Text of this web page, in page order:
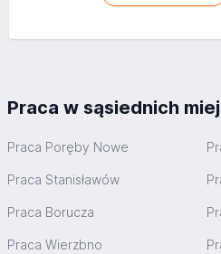
Praca w sąsiednich
Praca Poręby Nowe
Praca Stanisławów
Praca Borucza
Praca Wierzbno